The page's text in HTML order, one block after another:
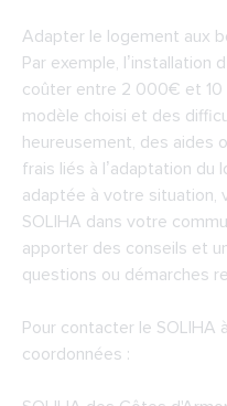
Adapter le logement aux
Par exemple, l’installation
coûter entre 2 000€ et
modèle choisi et des
heureusement, des aides
frais liés à l’adaptation du
adaptée à votre situation,
SOLIHA dans votre
apporter des conseils et
questions ou démarches
Pour contacter le SOLIHA
coordonnées :